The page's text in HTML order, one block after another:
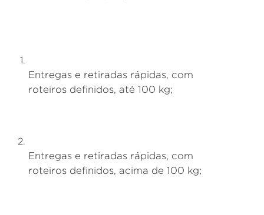
Entregas e retiradas rápidas, com
roteiros definidos, até 100 kg;
Entregas e retiradas rápidas, com
roteiros definidos, acima de 100 kg;